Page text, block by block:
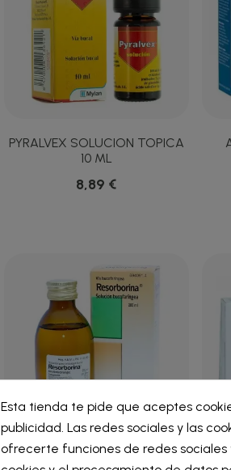
PYRALVEX SOLUCION TOPICA
10 ML
8,89 €
RESORBORINA SOLUCION
Nombre de la lista de deseos
Iniciar sesión
Debe iniciar sesión para guardar
Esta tienda te pide que aceptes
publicidad. Las redes sociales y las
ofrecerte funciones de redes sociales